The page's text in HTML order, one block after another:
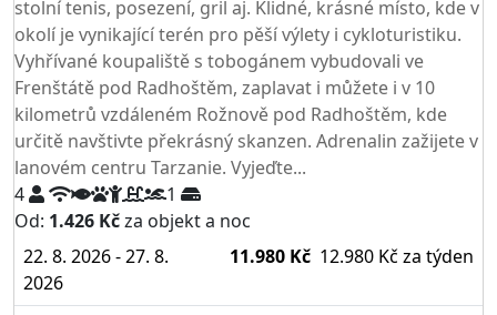
stolní tenis, posezení, gril aj. Klidné, krásné místo, kde v
okolí je vynikající terén pro pěší výlety i cykloturistiku.
Vyhřívané koupaliště s tobogánem vybudovali ve
Frenštátě pod Radhoštěm, zaplavat i můžete i v 10
kilometrů vzdáleném Rožnově pod Radhoštěm, kde
určitě navštivte překrásný skanzen. Adrenalin zažijete v
lanovém centru Tarzanie. Vyjeďte...
4
1
Od: 1.426 Kčza objekt a noc
22. 8. 2026 - 27. 8.
2026
11.980 Kč 12.980 Kč za týden